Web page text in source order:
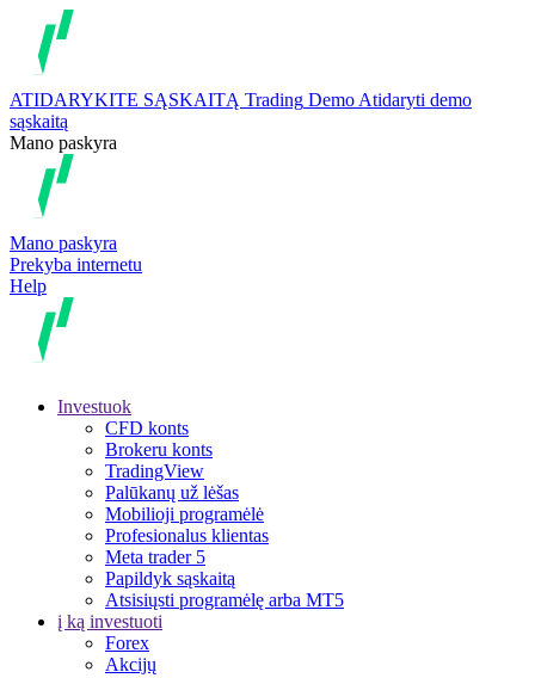
ATIDARYKITE SĄSKAITĄ Trading Demo Atidaryti demo
sąskaitą
Mano paskyra
Mano paskyra
Prekyba internetu
Help
Investuok
CFD konts
Brokeru konts
TradingView
Palūkanų už lėšas
Mobilioji programėlė
Profesionalus klientas
Meta trader 5
Papildyk sąskaitą
Atsisiųsti programėlę arba MT5
į ką investuoti
Forex
Akcijų